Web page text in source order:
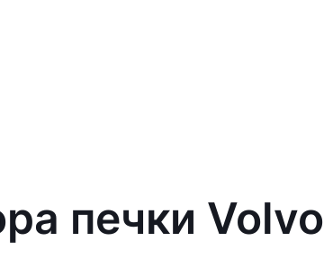
печки Volvo